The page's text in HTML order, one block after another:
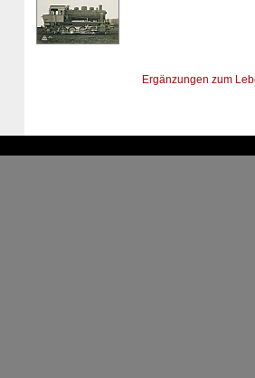
Ergänzungen zum